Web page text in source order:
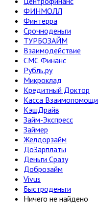
ФИНМОЛЛ
Финтерра
Срочноденьги
ТУРБОЗАЙМ
Взаимодействие
СМС Финанс
Рубль.ру
Микроклад
Кредитный Доктор
Касса Взаимопомощи
КэшДрайв
Займ-Экспресс
Займер
Желдорзайм
ДоЗарплаты
Деньги Сразу
Доброзайм
Vivus
Быстроденьги
Ничего не найдено